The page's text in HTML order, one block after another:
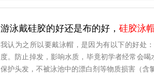
游泳戴硅胶的好还是布的好， 硅胶泳
我认为之所以要戴泳帽，是因为有以下的好处
度。防止掉发，影响水质，毕竟初学者经常会
保护头发，不被泳池中的漂白剂等物质损害（含